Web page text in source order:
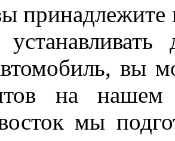
принадлежите
вы
на
мы